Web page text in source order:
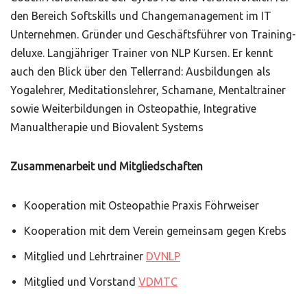
den Bereich Softskills und Changemanagement im IT
Unternehmen. Gründer und Geschäftsführer von Training-
deluxe. Langjähriger Trainer von NLP Kursen. Er kennt
auch den Blick über den Tellerrand: Ausbildungen als
Yogalehrer, Meditationslehrer, Schamane, Mentaltrainer
sowie Weiterbildungen in Osteopathie, Integrative
Manualtherapie und Biovalent Systems
Zusammenarbeit und Mitgliedschaften
Kooperation mit Osteopathie Praxis Föhrweiser
Kooperation mit dem Verein gemeinsam gegen Krebs
Mitglied und Lehrtrainer DVNLP
Mitglied und Vorstand VDMTC